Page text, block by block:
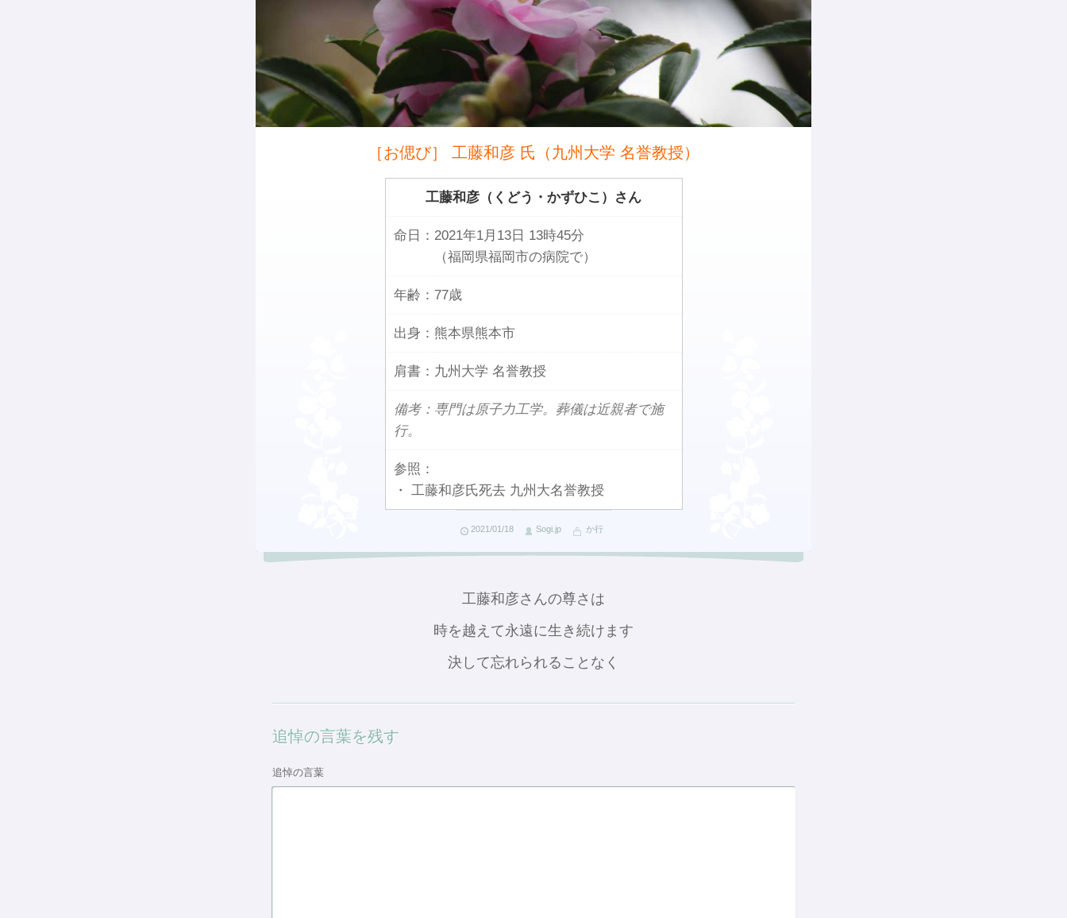
［お偲び］ 工藤和彦 氏（九州大学 名誉教授）
工藤和彦（くどう・かずひこ）さん
命日： 2021年1月13日 13時45分
（福岡県福岡市の病院で）
年齢： 77歳
出身： 熊本県熊本市
肩書： 九州大学 名誉教授
備考：専門は原子力工学。葬儀は近親者で施
行。
参照：
・ 工藤和彦氏死去 九州大名誉教授
2021/01/18 Sogi.jp か行
工藤和彦さんの尊さは
時を越えて永遠に生き続けます
決して忘れられることなく
追悼の言葉を残す
追悼の言葉